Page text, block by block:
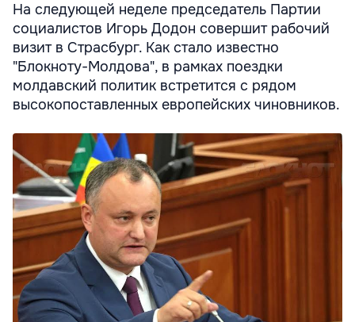
На следующей неделе председатель Партии
социалистов Игорь Додон совершит рабочий
визит в Страсбург. Как стало известно
"Блокноту-Молдова", в рамках поездки
молдавский политик встретится с рядом
высокопоставленных европейских чиновников.